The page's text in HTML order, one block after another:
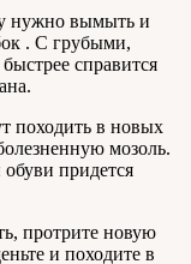
нужно вымыть и
. С грубыми,
справится
походить в новых
мозоль.
придется
протрите новую
и походите в